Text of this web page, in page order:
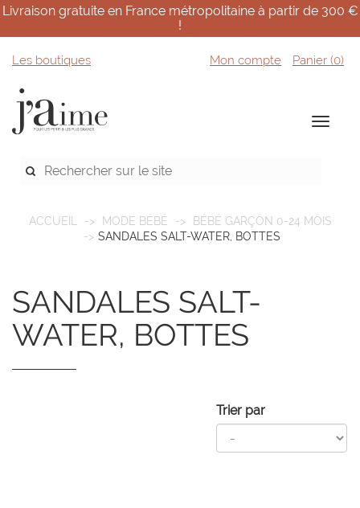
Livraison gratuite en France métropolitaine à partir de 300 €
!
Les boutiques Mon compte Panier (0)
ACCUEIL MODE BÉBÉ
BÉBÉ GARÇON 0-24 MOIS
SANDALES SALT-WATER, BOTTES
SANDALES SALT-
WATER, BOTTES
Trier par